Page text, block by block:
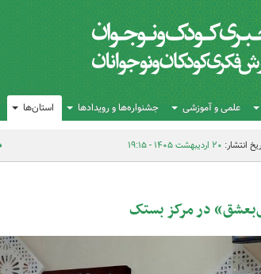
علمی و آموزشی جشنواره‌ها و رویدادها استان‌ها
انتشار: ۲۰ اردیبهشت ۱۴۰۵ - ۱۹:۱۵
در مرکز بستک